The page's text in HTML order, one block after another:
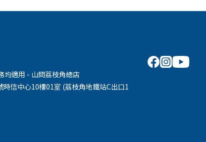
均適用 - 山問荔枝角總店
信中心10樓01室 (荔枝角地鐵站C出口1